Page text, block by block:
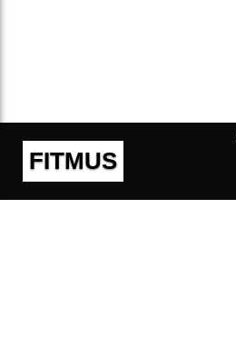
FITMUS